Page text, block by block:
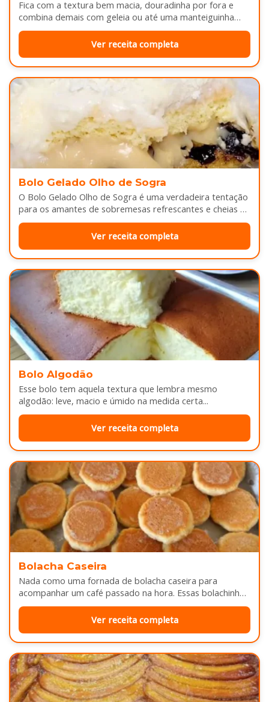
Fica com a textura bem macia, douradinha por fora e
combina demais com geleia ou até uma manteiguinha
derretendo por cima...
Ver receita completa
Bolo Gelado Olho de Sogra
O Bolo Gelado Olho de Sogra é uma verdadeira tentação
para os amantes de sobremesas refrescantes e cheias de
sabor...
Ver receita completa
Bolo Algodão
Esse bolo tem aquela textura que lembra mesmo
algodão: leve, macio e úmido na medida certa...
Ver receita completa
Bolacha Caseira
Nada como uma fornada de bolacha caseira para
acompanhar um café passado na hora. Essas bolachinhas
ficam levemente douradas por…
Ver receita completa